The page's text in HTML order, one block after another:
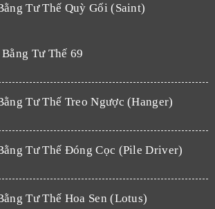
Tư Thế Quỳ Gối (Saint)
Tư Thế 69
Tư Thế Treo Ngược (Hanger)
Tư Thế Đóng Cọc (Pile Driver)
Tư Thế Hoa Sen (Lotus)